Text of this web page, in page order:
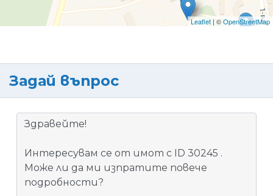
Leaflet | ©OpenStreetMap
Задай въпрос